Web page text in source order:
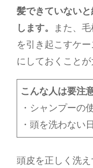
髪できていない
します。
また、
を引き起こすケ
にしておくことが
こんな人は要注
・シャンプーの
・頭を洗わない
頭皮を正しく洗